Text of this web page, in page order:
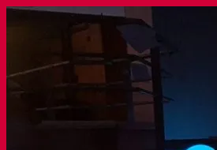
Sari